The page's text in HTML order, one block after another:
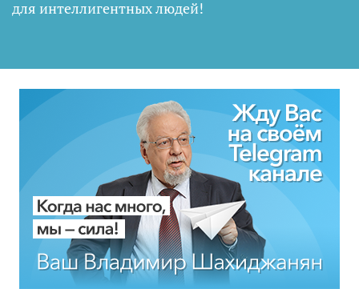
для интеллигентных людей!